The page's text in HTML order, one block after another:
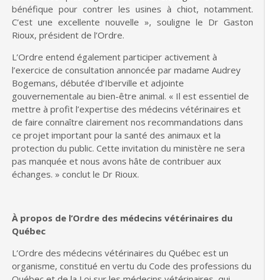
bénéfique pour contrer les usines à chiot, notamment.
C’est une excellente nouvelle », souligne le Dr Gaston
Rioux, président de l’Ordre.
L’Ordre entend également participer activement à
l’exercice de consultation annoncée par madame Audrey
Bogemans, débutée d’Iberville et adjointe
gouvernementale au bien-être animal. « Il est essentiel de
mettre à profit l’expertise des médecins vétérinaires et
de faire connaître clairement nos recommandations dans
ce projet important pour la santé des animaux et la
protection du public. Cette invitation du ministère ne sera
pas manquée et nous avons hâte de contribuer aux
échanges. » conclut le Dr Rioux.
À propos de l’Ordre des médecins vétérinaires du
Québec
L’Ordre des médecins vétérinaires du Québec est un
organisme, constitué en vertu du Code des professions du